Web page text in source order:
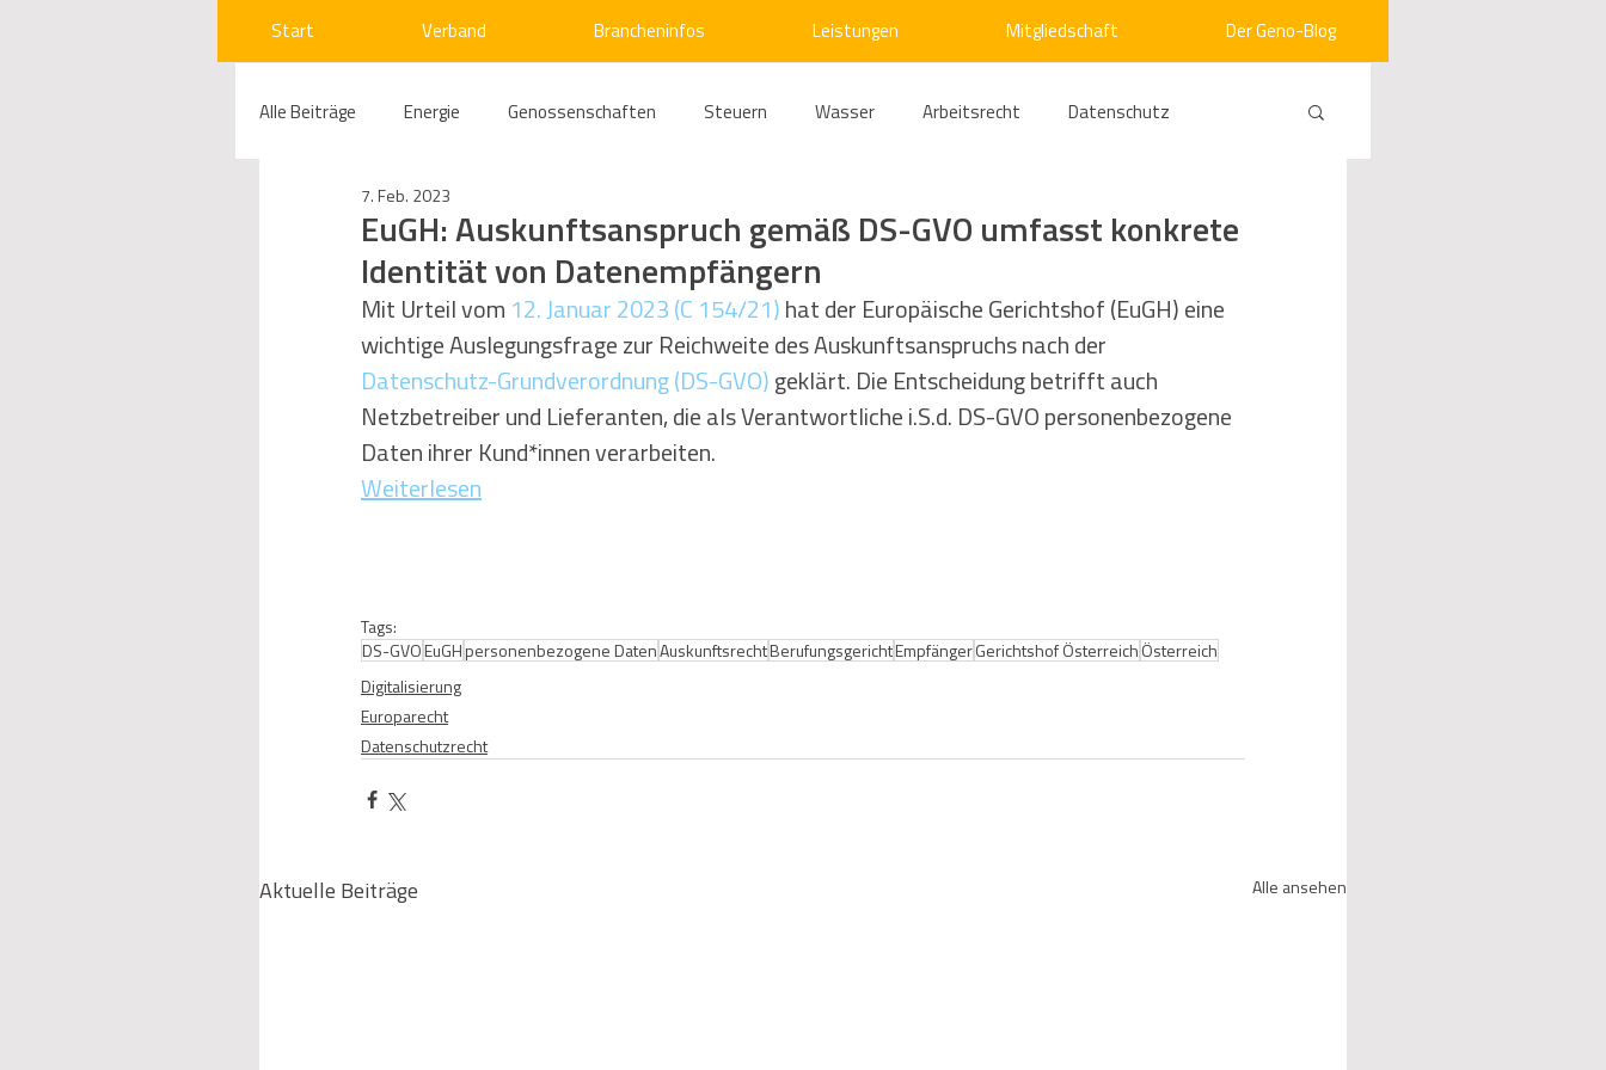
Start Verband Brancheninfos Leistungen Mitgliedschaft Der Geno-Blog
Alle Beiträge Energie Genossenschaften Steuern Wasser Arbeitsrecht Datenschutz
Compliance Gas
Beihilfenrecht Kraftwerke Kälte Verkehr Entsorgung/Abfall Umweltrecht Vergabe
Regulierung Wettbewerbs- und Kartellrecht Europarecht Wirtschafts- und Handelsrecht
Telekommunikation
EuGH: Auskunftsanspruch gemäß DS-GVO umfasst konkrete
Identität von Datenempfängern
7. Feb. 2023
Mit Urteil vom 12. Januar 2023 (C 154/21) hat der Europäische Gerichtshof (EuGH) eine
wichtige Auslegungsfrage zur Reichweite des Auskunftsanspruchs nach der
Datenschutz-Grundverordnung (DS-GVO) geklärt. Die Entscheidung betrifft auch
Netzbetreiber und Lieferanten, die als Verantwortliche i.S.d. DS-GVO personenbezogene
Daten ihrer Kund*innen verarbeiten.
Weiterlesen
Tags:
DS-GVOEuGHpersonenbezogene DatenAuskunftsrechtBerufungsgerichtEmpfängerGerichtshof ÖsterreichÖsterreich
Digitalisierung
Europarecht
Datenschutzrecht
Aktuelle Beiträge Alle ansehen